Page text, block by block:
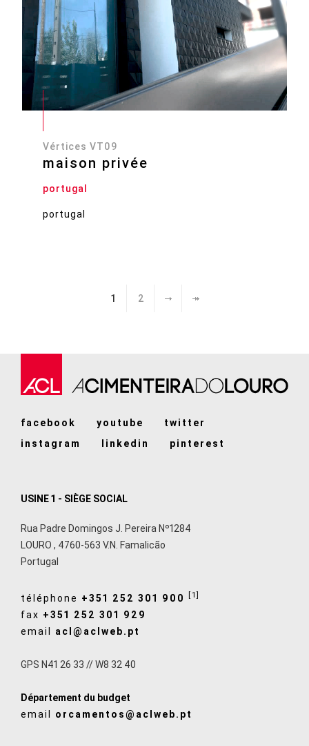
Vértices VT09
maison privée
portugal
portugal
1 2
facebook youtube
twitter
instagram
linkedin pinterest
USINE 1 - SIÈGE SOCIAL
Rua Padre Domingos J. Pereira Nº1284
LOURO , 4760-563 V.N. Famalicão
Portugal
téléphone +351 252 301 900 [1]
fax +351 252 301 929
email acl@aclweb.pt
GPS N41 26 33 // W8 32 40
Département du budget
email orcamentos@aclweb.pt